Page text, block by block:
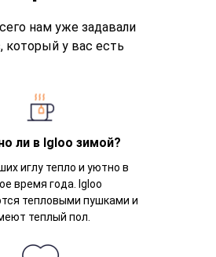
нам уже задавали
который у вас есть
ли в Igloo зимой?
иглу тепло и уютно в
время года. Igloo
тепловыми пушками и
теплый пол.